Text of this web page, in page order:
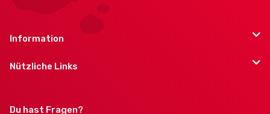
Information
Nützliche Links
Du hast Fragen?